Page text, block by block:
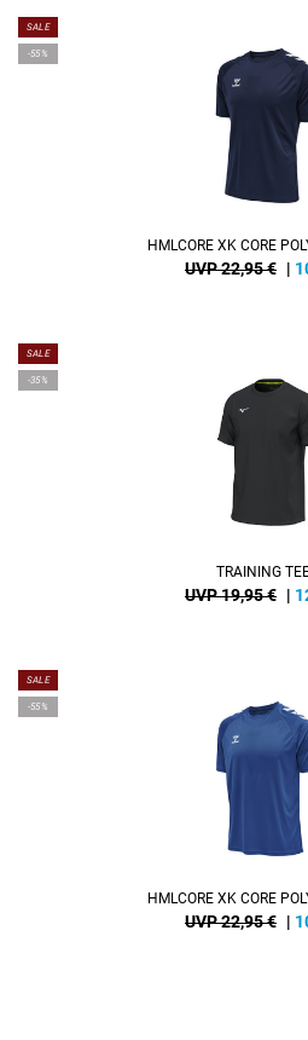
SALE
-55%
HMLCORE XK CORE
UVP 22,95 € |
SALE
-35%
TRAINING
UVP 19,95 € |
SALE
-55%
HMLCORE XK CORE
UVP 22,95 € |